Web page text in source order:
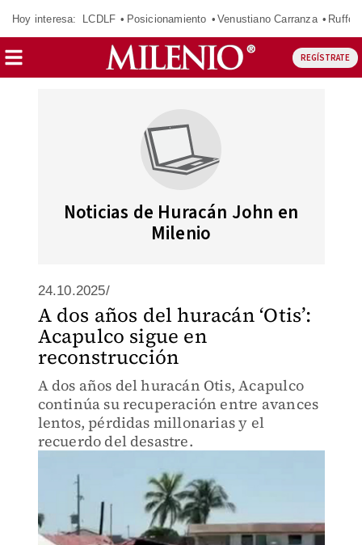
Hoy interesa: LCDLF Posicionamiento Venustiano Carranza Ruffo
REGÍSTRATE
Noticias de Huracán John en
Milenio
24.10.2025/
A dos años del huracán ‘Otis’:
Acapulco sigue en
reconstrucción
A dos años del huracán Otis, Acapulco
continúa su recuperación entre avances
lentos, pérdidas millonarias y el
recuerdo del desastre.